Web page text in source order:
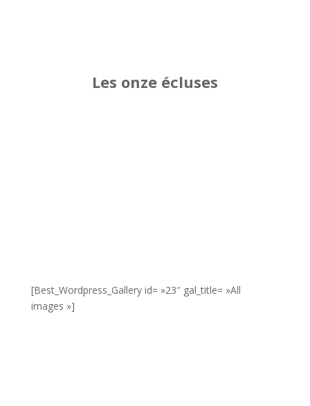
Les onze écluses
[Best_Wordpress_Gallery id= »23″ gal_title= »All
images »]